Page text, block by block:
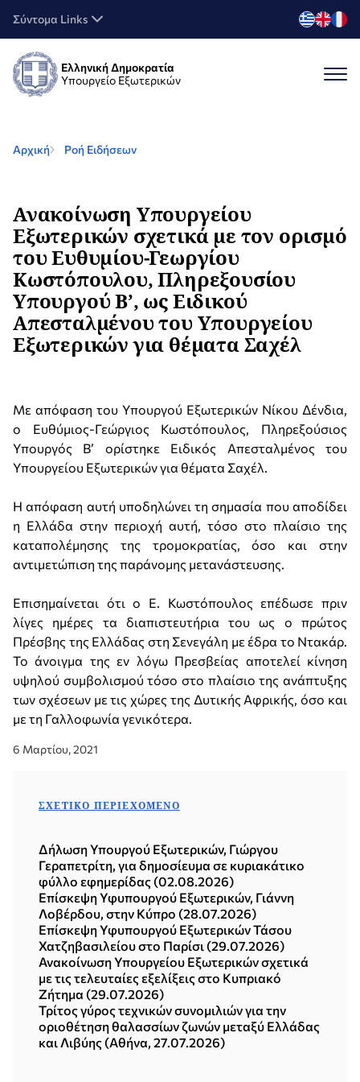
Σύντομα Links
Ελληνική Δημοκρατία
Υπουργείο Εξωτερικών
Αρχική Ροή Ειδήσεων
Ανακοίνωση Υπουργείου
Εξωτερικών σχετικά με τον ορισμό
του Ευθυμίου-Γεωργίου
Κωστόπουλου, Πληρεξουσίου
Υπουργού Β’, ως Ειδικού
Απεσταλμένου του Υπουργείου
Εξωτερικών για θέματα Σαχέλ
Με απόφαση του Υπουργού Εξωτερικών Νίκου Δένδια,
ο Ευθύμιος-Γεώργιος Κωστόπουλος, Πληρεξούσιος
Υπουργός Β’ ορίστηκε Ειδικός Απεσταλμένος του
Υπουργείου Εξωτερικών για θέματα Σαχέλ.
Η απόφαση αυτή υποδηλώνει τη σημασία που αποδίδει
η Ελλάδα στην περιοχή αυτή, τόσο στο πλαίσιο της
καταπολέμησης της τρομοκρατίας, όσο και στην
αντιμετώπιση της παράνομης μετανάστευσης.
Επισημαίνεται ότι ο Ε. Κωστόπουλος επέδωσε πριν
λίγες ημέρες τα διαπιστευτήρια του ως ο πρώτος
Πρέσβης της Ελλάδας στη Σενεγάλη με έδρα το Ντακάρ.
Το άνοιγμα της εν λόγω Πρεσβείας αποτελεί κίνηση
υψηλού συμβολισμού τόσο στο πλαίσιο της ανάπτυξης
των σχέσεων με τις χώρες της Δυτικής Αφρικής, όσο και
με τη Γαλλοφωνία γενικότερα.
6 Μαρτίου, 2021
ΣΧΕΤΙΚΌ ΠΕΡΙΕΧΌΜΕΝΟ
Δήλωση Υπουργού Εξωτερικών, Γιώργου
Γεραπετρίτη, για δημοσίευμα σε κυριακάτικο
φύλλο εφημερίδας (02.08.2026)
Επίσκεψη Υφυπουργού Εξωτερικών, Γιάννη
Λοβέρδου, στην Κύπρο (28.07.2026)
Επίσκεψη Υφυπουργού Εξωτερικών Τάσου
Χατζηβασιλείου στο Παρίσι (29.07.2026)
Ανακοίνωση Υπουργείου Εξωτερικών σχετικά
με τις τελευταίες εξελίξεις στο Κυπριακό
Ζήτημα (29.07.2026)
Τρίτος γύρος τεχνικών συνομιλιών για την
οριοθέτηση θαλασσίων ζωνών μεταξύ Ελλάδας
και Λιβύης (Αθήνα, 27.07.2026)